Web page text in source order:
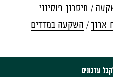
חיסכון פנסיוני
ארוך
השקעה במדדים
עדכונים